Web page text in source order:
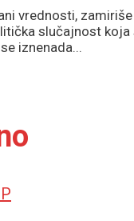
vrednosti,
slučajnost koja
iznenada...